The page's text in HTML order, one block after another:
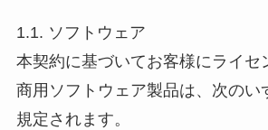
1.1. ソフトウェア
本契約に基づいてお客様にライセ
商用ソフトウェア製品は、次のい
規定されます。